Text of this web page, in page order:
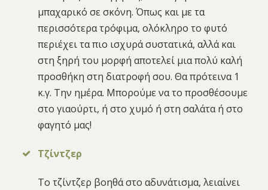
μπαχαρικό σε σκόνη. Όπως και με τα
περισσότερα τρόφιμα, ολόκληρο το φυτό
περιέχει τα πιο ισχυρά συστατικά, αλλά και
στη ξηρή του μορφή αποτελεί μια πολύ καλή
προσθήκη στη διατροφή σου. Θα πρότεινα 1
κ.γ. Την ημέρα. Μπορούμε να το προσθέσουμε
στο γιαούρτι, ή στο χυμό ή στη σαλάτα ή στο
φαγητό μας!
Τζίντζερ
Το τζίντζερ βοηθά στο αδυνάτισμα, λειαίνει